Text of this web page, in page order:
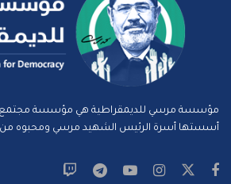
مؤسسة مرسي للديمقراطية هي مؤسسة مجتمع
أسستها أسرة الرئيس الشهيد مرسي ومحبوه من